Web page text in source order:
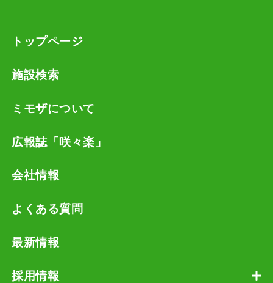
トップページ
施設検索
ミモザについて
広報誌「咲々楽」
会社情報
よくある質問
最新情報
採用情報